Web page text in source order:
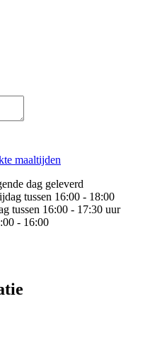
maaltijden
dag geleverd
tussen 16:00 - 18:00
tussen 16:00 - 17:30 uur
- 16:00